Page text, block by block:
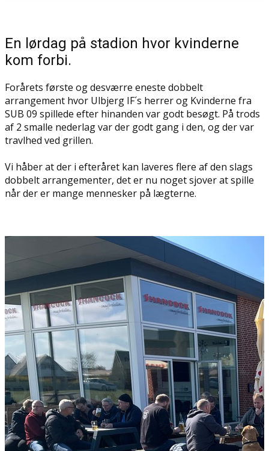
En lørdag på stadion hvor kvinderne
kom forbi.
Forårets første og desværre eneste dobbelt
arrangement hvor Ulbjerg IF´s herrer og Kvinderne fra
SUB 09 spillede efter hinanden var godt besøgt. På trods
af 2 smalle nederlag var der godt gang i den, og der var
travlhed ved grillen.
Vi håber at der i efteråret kan laveres flere af den slags
dobbelt arrangementer, det er nu noget sjover at spille
når der er mange mennesker på lægterne.